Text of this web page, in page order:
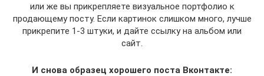
или же вы прикрепляете визуальное портфолио к
продающему посту. Если картинок слишком много, лучше
прикрепите 1-3 штуки, и дайте ссылку на альбом или
сайт.
И снова образец хорошего поста Вконтакте: